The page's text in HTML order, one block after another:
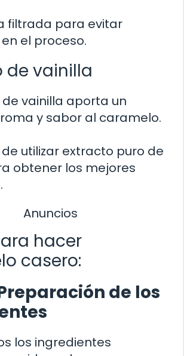
filtrada para evitar
el proceso.
de vainilla
de vainilla aporta un
y sabor al caramelo.
utilizar extracto puro de
obtener los mejores
Anuncios
hacer
casero:
de los
los ingredientes